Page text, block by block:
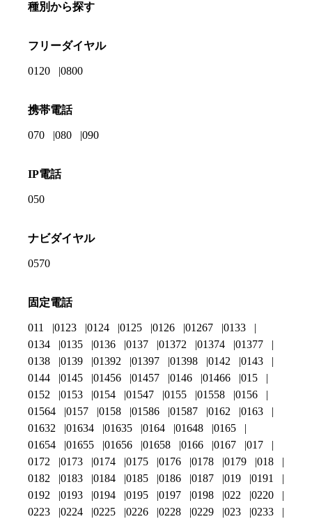
種別から探す
フリーダイヤル
0120 0800
携帯電話
070 080 090
IP電話
050
ナビダイヤル
0570
固定電話
011 0123 0124 0125 0126 01267
0133
0134
0135 0136 0137 01372 01374
01377
0138
0139 01392 01397 01398 0142
0143
0144
0145 01456 01457 0146 01466
015
0152
0153 0154 01547 0155 01558
0156
01564
0157 0158 01586 01587 0162
0163
01632
01634 01635 0164 01648
0165
01654
01655 01656 01658 0166 0167
017
0172
0173 0174 0175 0176 0178 0179
018
0182
0183 0184 0185 0186 0187 019
0191
0192
0193 0194 0195 0197 0198 022
0220
0223
0224 0225 0226 0228 0229 023 0233